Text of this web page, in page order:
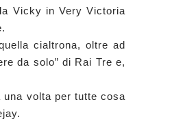
Vicky in Very Victoria
cialtrona, oltre ad
da solo” di Rai Tre e,
volta per tutte cosa